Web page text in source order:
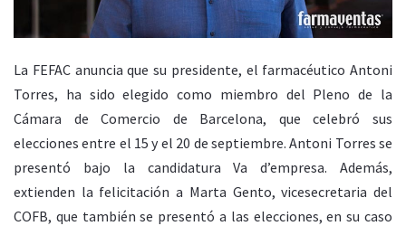
La FEFAC anuncia que su presidente, el farmacéutico Antoni
Torres, ha sido elegido como miembro del Pleno de la
Cámara de Comercio de Barcelona, que celebró sus
elecciones entre el 15 y el 20 de septiembre. Antoni Torres se
presentó bajo la candidatura Va d’empresa. Además,
extienden la felicitación a Marta Gento, vicesecretaria del
COFB, que también se presentó a las elecciones, en su caso